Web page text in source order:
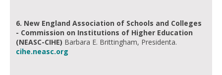
6. New England Association of Schools and Colleges
- Commission on Institutions of Higher Education
(NEASC-CIHE) Barbara E. Brittingham, Presidenta.
cihe.neasc.org